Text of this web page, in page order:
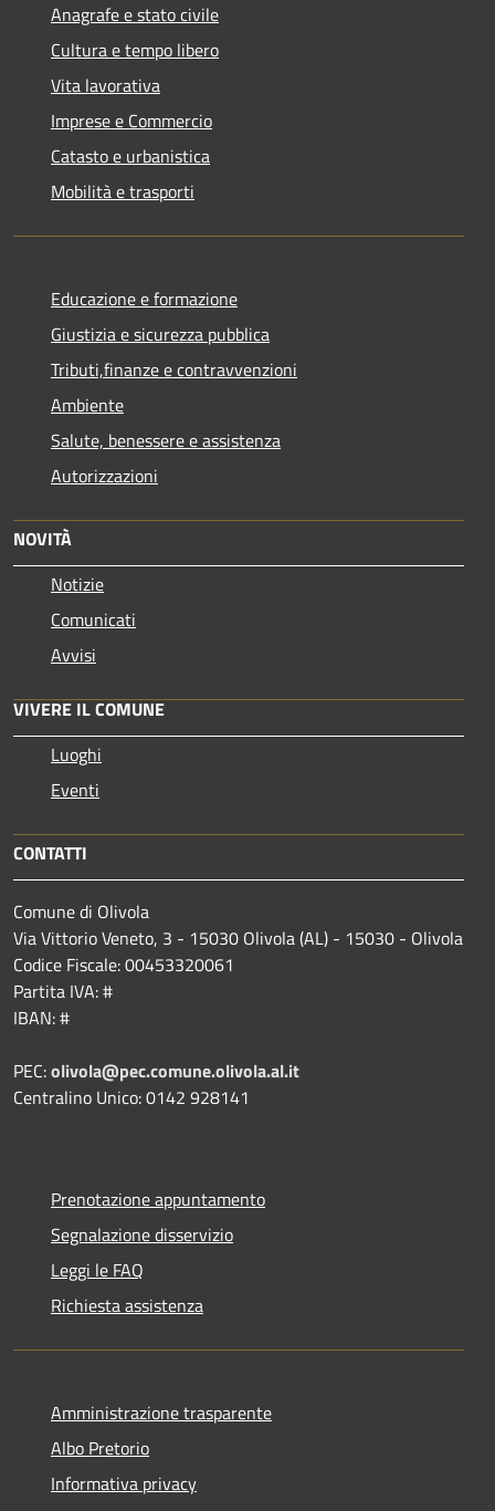
Anagrafe e stato civile
Cultura e tempo libero
Vita lavorativa
Imprese e Commercio
Catasto e urbanistica
Mobilità e trasporti
Educazione e formazione
Giustizia e sicurezza pubblica
Tributi,finanze e contravvenzioni
Ambiente
Salute, benessere e assistenza
Autorizzazioni
NOVITÀ
Notizie
Comunicati
Avvisi
VIVERE IL COMUNE
Luoghi
Eventi
CONTATTI
Comune di Olivola
Via Vittorio Veneto, 3 - 15030 Olivola (AL) - 15030 - Olivola
Codice Fiscale: 00453320061
Partita IVA: #
IBAN: #
PEC:olivola@pec.comune.olivola.al.it
Centralino Unico: 0142 928141
Prenotazione appuntamento
Segnalazione disservizio
Leggi le FAQ
Richiesta assistenza
Amministrazione trasparente
Albo Pretorio
Informativa privacy